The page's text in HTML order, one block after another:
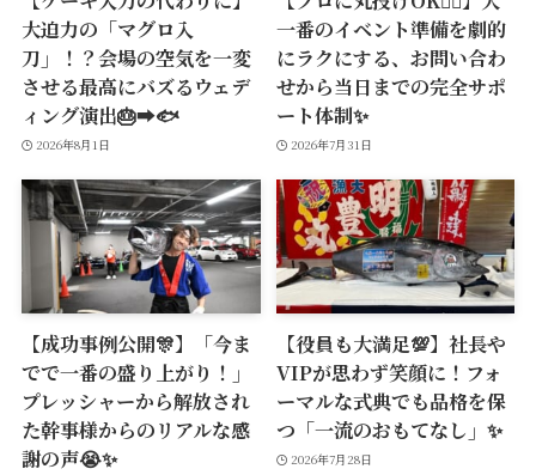
大迫力の「マグロ入
刀」！？会場の空気を一変
させる最高にバズるウェデ
ィング演出🎂➡️🐟
2026年8月1日
一番のイベント準備を劇的
にラクにする、お問い合わ
せから当日までの完全サポ
ート体制✨
2026年7月31日
【成功事例公開🎊】「今ま
でで一番の盛り上がり！」
プレッシャーから解放され
た幹事様からのリアルな感
謝の声😭✨
【役員も大満足💯】社長や
VIPが思わず笑顔に！フォ
ーマルな式典でも品格を保
つ「一流のおもてなし」✨
2026年7月28日